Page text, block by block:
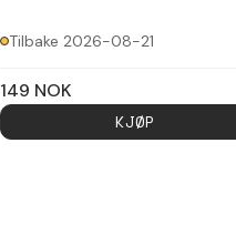
Tilbake 2026-08-21
149 NOK
KJØP